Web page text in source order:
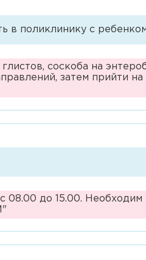
в поликлинику с
соскоба на
затем прийти на
08.00 до 15.00. Необходим